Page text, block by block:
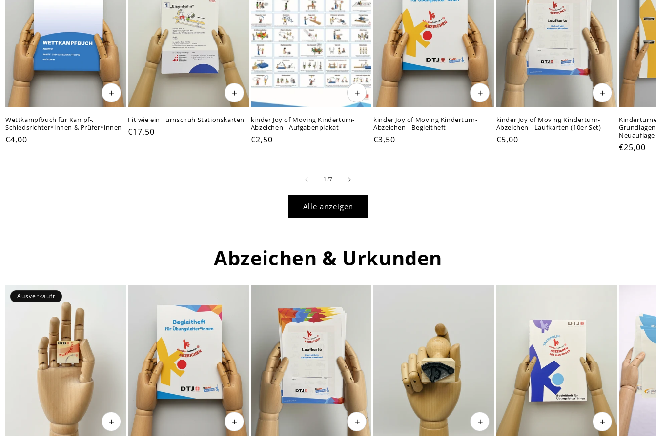
+
Wettkampfbuch für Kampf-,
Schiedsrichter*innen & Prüfer*innen
Normaler
€4,00
+
Fit wie ein Turnschuh Stationskarten
Normaler
€17,50
+
kinder Joy of Moving Kinderturn-
Abzeichen - Aufgabenplakat
Normaler
€2,50
+
kinder Joy of Moving Kinderturn-
Abzeichen - Begleitheft
Normaler
€3,50
+
kinder Joy of Moving Kinderturn-
Abzeichen - Laufkarten (10er Set)
Normaler
€5,00
€25,00
1/von
7
Alle anzeigen
Abzeichen & Urkunden
+
Ausverkauft
+ + + +